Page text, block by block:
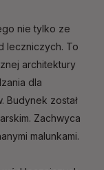
nie tylko ze
leczniczych. To
architektury
dla
Budynek został
Zachwyca
malunkami.